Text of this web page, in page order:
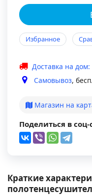
Избранное
Доставка на дом:
Самовывоз,
Магазин на
Поделиться в соц-
Краткие